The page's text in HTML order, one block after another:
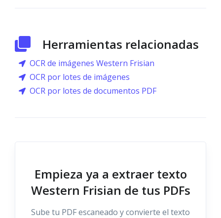
Herramientas relacionadas
OCR de imágenes Western Frisian
OCR por lotes de imágenes
OCR por lotes de documentos PDF
Empieza ya a extraer texto
Western Frisian de tus PDFs
Sube tu PDF escaneado y convierte el texto